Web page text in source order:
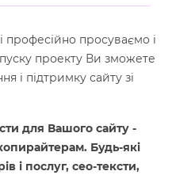
професійно просуваємо і
проекту Ви зможете
і підтримку сайту зі
для Вашого сайту -
Будь-які
і послуг, сео-тексти,